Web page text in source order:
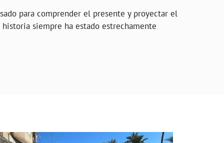
para comprender el presente y proyectar el
siempre ha estado estrechamente